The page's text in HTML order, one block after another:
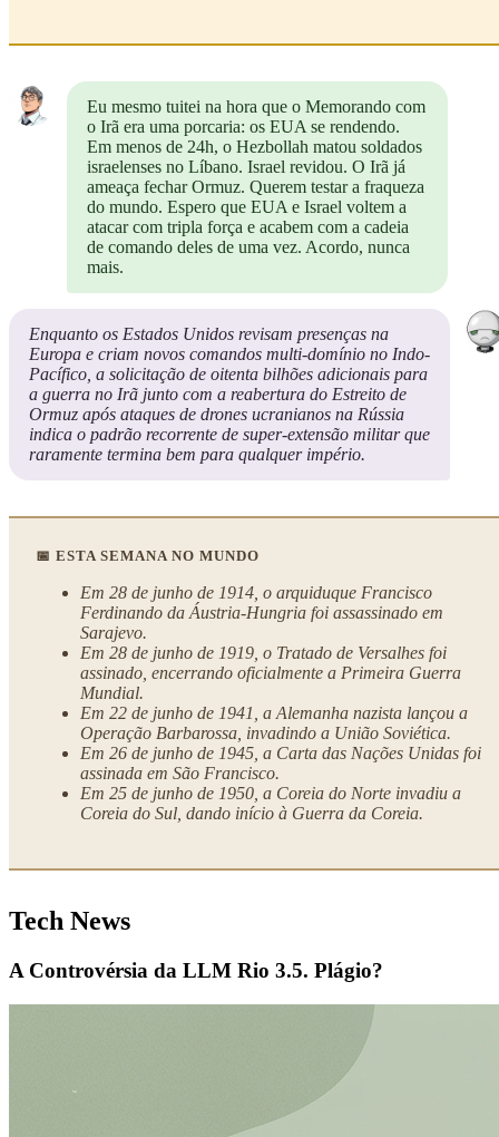
Eu mesmo tuitei na hora que o Memorando com
o Irã era uma porcaria: os EUA se rendendo.
Em menos de 24h, o Hezbollah matou soldados
israelenses no Líbano. Israel revidou. O Irã já
ameaça fechar Ormuz. Querem testar a fraqueza
do mundo. Espero que EUA e Israel voltem a
atacar com tripla força e acabem com a cadeia
de comando deles de uma vez. Acordo, nunca
mais.
Enquanto os Estados Unidos revisam presenças na
Europa e criam novos comandos multi-domínio no Indo-
Pacífico, a solicitação de oitenta bilhões adicionais para
a guerra no Irã junto com a reabertura do Estreito de
Ormuz após ataques de drones ucranianos na Rússia
indica o padrão recorrente de super-extensão militar que
raramente termina bem para qualquer império.
📅 ESTA SEMANA NO MUNDO
Em 28 de junho de 1914, o arquiduque Francisco
Ferdinando da Áustria-Hungria foi assassinado em
Sarajevo.
Em 28 de junho de 1919, o Tratado de Versalhes foi
assinado, encerrando oficialmente a Primeira Guerra
Mundial.
Em 22 de junho de 1941, a Alemanha nazista lançou a
Operação Barbarossa, invadindo a União Soviética.
Em 26 de junho de 1945, a Carta das Nações Unidas foi
assinada em São Francisco.
Em 25 de junho de 1950, a Coreia do Norte invadiu a
Coreia do Sul, dando início à Guerra da Coreia.
Tech News
A Controvérsia da LLM Rio 3.5. Plágio?